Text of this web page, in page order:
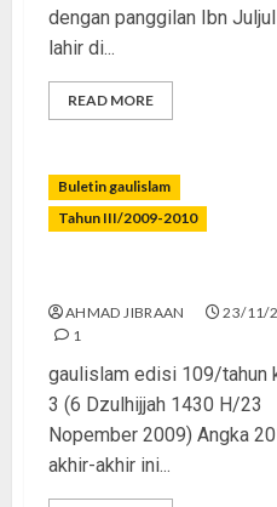
dengan panggilan Ibn Juljul
lahir di...
READ MORE
Buletin gaulislam
Tahun III/2009-2010
AHMAD JIBRAAN
23/11/
1
gaulislam edisi 109/tahun
3 (6 Dzulhijjah 1430 H/23
Nopember 2009) Angka
akhir-akhir ini...